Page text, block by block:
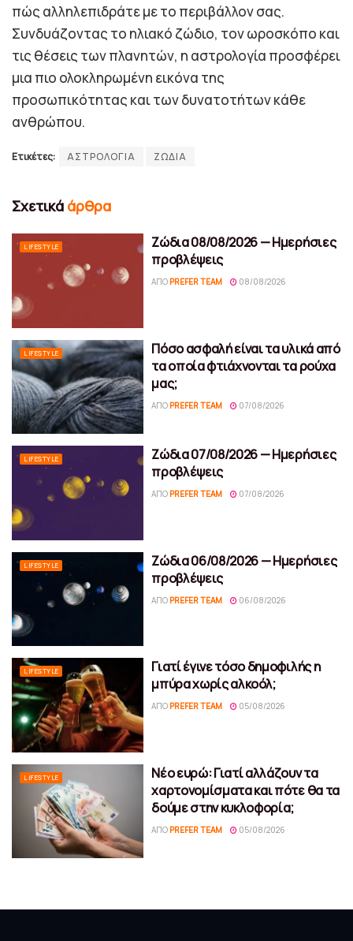
πώς αλληλεπιδράτε με το περιβάλλον σας.
Συνδυάζοντας το ηλιακό ζώδιο, τον ωροσκόπο και
τις θέσεις των πλανητών, η αστρολογία προσφέρει
μια πιο ολοκληρωμένη εικόνα της
προσωπικότητας και των δυνατοτήτων κάθε
ανθρώπου.
Ετικέτες: ΑΣΤΡΟΛΟΓΙΑ ΖΩΔΙΑ
Σχετικά άρθρα
LIFESTYLE
Ζώδια 08/08/2026 — Ημερήσιες
προβλέψεις
ΑΠΌ PREFER TEAM 08/08/2026
LIFESTYLE
Πόσο ασφαλή είναι τα υλικά από
τα οποία φτιάχνονται τα ρούχα
μας;
ΑΠΌ PREFER TEAM 07/08/2026
LIFESTYLE
Ζώδια 07/08/2026 — Ημερήσιες
προβλέψεις
ΑΠΌ PREFER TEAM 07/08/2026
LIFESTYLE
Ζώδια 06/08/2026 — Ημερήσιες
προβλέψεις
ΑΠΌ PREFER TEAM 06/08/2026
LIFESTYLE
Γιατί έγινε τόσο δημοφιλής η
μπύρα χωρίς αλκοόλ;
ΑΠΌ PREFER TEAM 05/08/2026
LIFESTYLE
Νέο ευρώ: Γιατί αλλάζουν τα
χαρτονομίσματα και πότε θα τα
δούμε στην κυκλοφορία;
ΑΠΌ PREFER TEAM 05/08/2026